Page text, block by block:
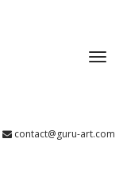
contact@guru-art.com